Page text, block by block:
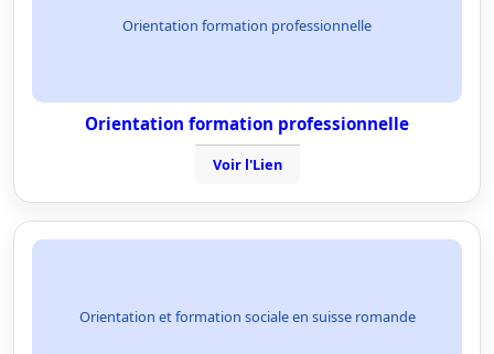
Orientation formation professionnelle
Orientation formation professionnelle
Voir l'Lien
Orientation et formation sociale en suisse romande